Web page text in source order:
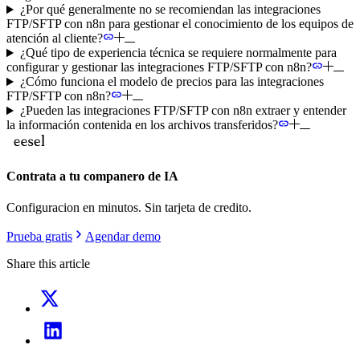
¿Por qué generalmente no se recomiendan las integraciones
FTP/SFTP con n8n para gestionar el conocimiento de los equipos de
atención al cliente?
¿Qué tipo de experiencia técnica se requiere normalmente para
configurar y gestionar las integraciones FTP/SFTP con n8n?
¿Cómo funciona el modelo de precios para las integraciones
FTP/SFTP con n8n?
¿Pueden las integraciones FTP/SFTP con n8n extraer y entender
la información contenida en los archivos transferidos?
Contrata a tu companero de IA
Configuracion en minutos. Sin tarjeta de credito.
Prueba gratis
Agendar demo
Share this article